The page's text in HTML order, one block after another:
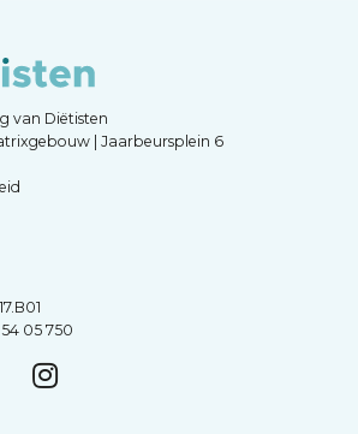
van Diëtisten
| Jaarbeursplein 6
05 750